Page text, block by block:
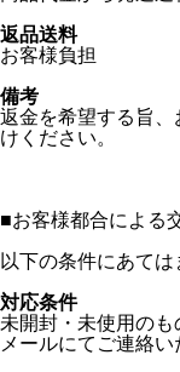
返品送料
お客様負担
備考
返金を希望する旨
けください。
■お客様都合による
以下の条件にあては
対応条件
未開封・未使用の
メールにてご連絡